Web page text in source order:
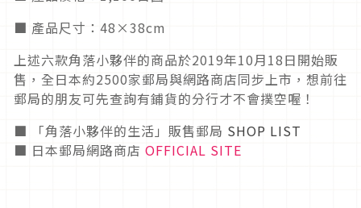
■ 產品尺寸：48×38cm
上述六款角落小夥伴的商品於2019年10月18日開始販
售，全日本約2500家郵局與網路商店同步上市，想前往
郵局的朋友可先查詢有鋪貨的分行才不會撲空喔！
■ 「角落小夥伴的生活」販售郵局 SHOP LIST
■ 日本郵局網路商店 OFFICIAL SITE